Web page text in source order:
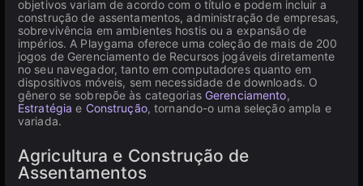
objetivos variam de acordo com o título e podem incluir a
construção de assentamentos, administração de empresas,
sobrevivência em ambientes hostis ou a expansão de
impérios. A Playgama oferece uma coleção de mais de 200
jogos de Gerenciamento de Recursos jogáveis diretamente
no seu navegador, tanto em computadores quanto em
dispositivos móveis, sem necessidade de downloads. O
gênero se sobrepõe às categorias Gerenciamento,
Estratégia e Construção, tornando-o uma seleção ampla e
variada.
Agricultura e Construção de
Assentamentos